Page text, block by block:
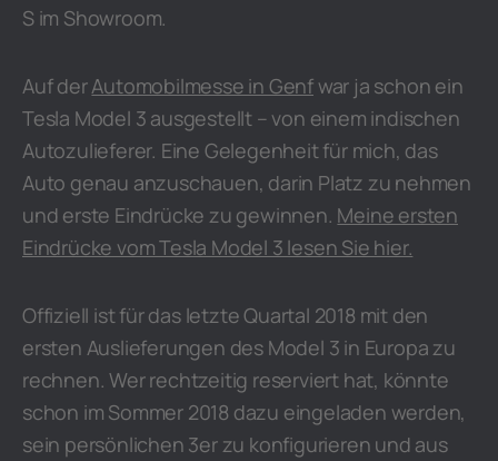
S im Showroom.
Auf derAutomobilmesse in Genfwar ja schon ein
Tesla Model 3 ausgestellt – von einem indischen
Autozulieferer. Eine Gelegenheit für mich, das
Auto genau anzuschauen, darin Platz zu nehmen
und erste Eindrücke zu gewinnen. Meine ersten
Eindrücke vom Tesla Model 3 lesen Sie hier.
Offiziell ist für das letzte Quartal 2018 mit den
ersten Auslieferungen des Model 3 in Europa zu
rechnen. Wer rechtzeitig reserviert hat, könnte
schon im Sommer 2018 dazu eingeladen werden,
sein persönlichen 3er zu konfigurieren und aus